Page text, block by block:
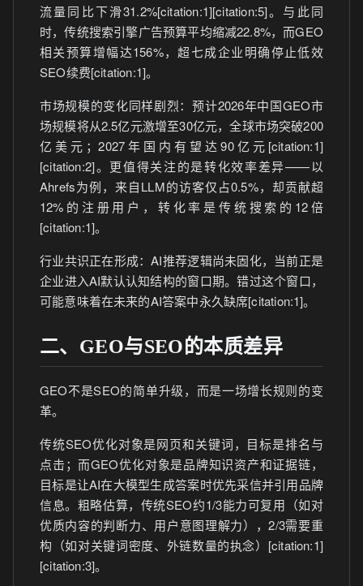
流量同比下滑31.2%[citation:1][citation:5]。与此同
时，传统搜索引擎广告预算平均缩减22.8%，而GEO
相关预算增幅达156%，超七成企业明确停止低效
SEO续费[citation:1]。
市场规模的变化同样剧烈：预计2026年中国GEO市
场规模将从2.5亿元激增至30亿元，全球市场突破200
亿美元；2027年国内有望达90亿元[citation:1]
[citation:2]。更值得关注的是转化效率差异——以
Ahrefs为例，来自LLM的访客仅占0.5%，却贡献超
12%的注册用户，转化率是传统搜索的12倍
[citation:1]。
行业共识正在形成：AI推荐逻辑尚未固化，当前正是
企业进入AI默认认知结构的窗口期。错过这个窗口，
可能意味着在未来的AI答案中永久缺席[citation:1]。
二、GEO与SEO的本质差异
GEO不是SEO的简单升级，而是一场增长规则的变
革。
传统SEO优化对象是网页和关键词，目标是排名与
点击；而GEO优化对象是品牌知识资产和证据链，
目标是让AI在大模型生成答案时优先采信并引用品牌
信息。粗略估算，传统SEO约1/3能力可复用（如对
优质内容的判断力、用户意图理解力），2/3需要重
构（如对关键词密度、外链数量的执念）[citation:1]
[citation:3]。